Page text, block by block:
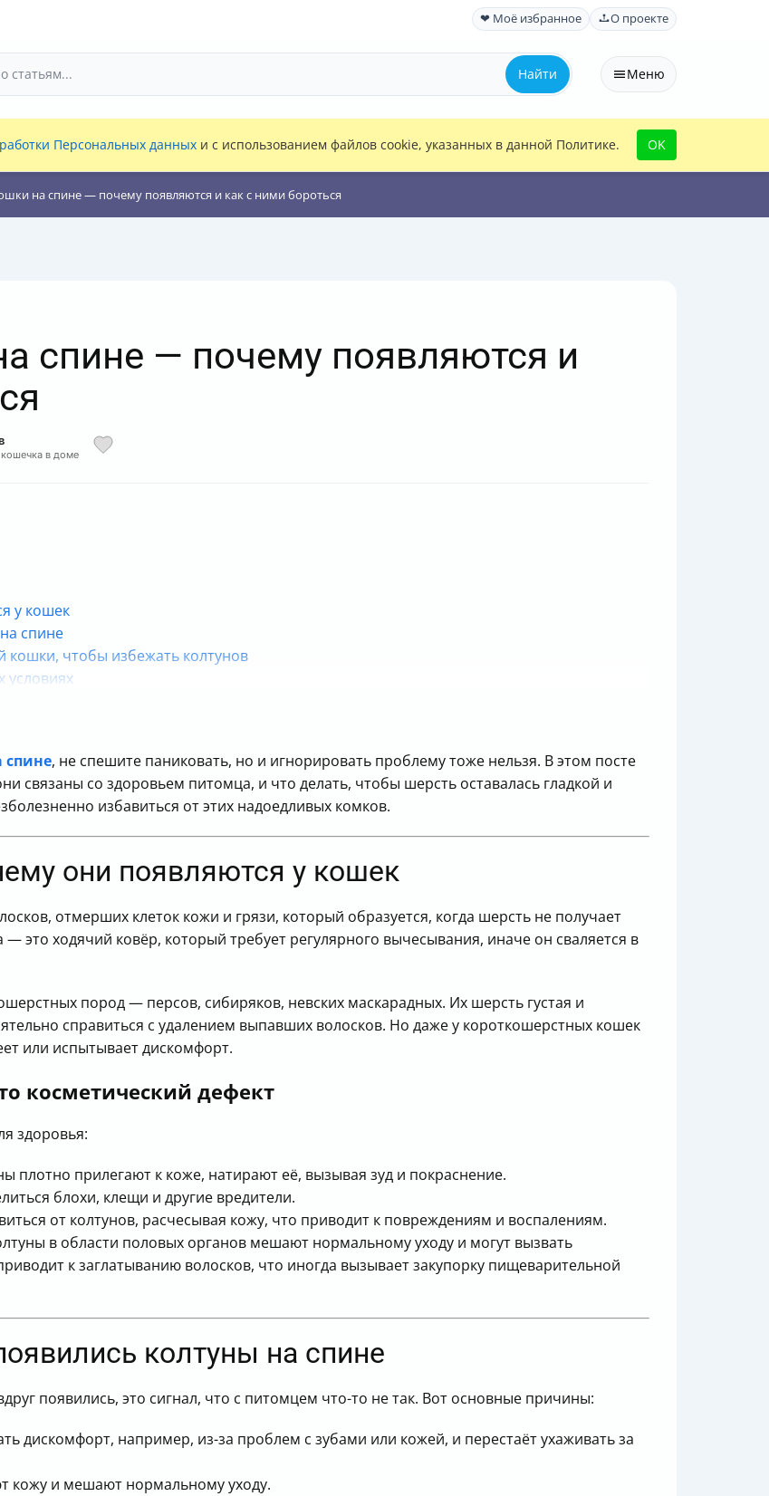
❤ Моё избранное О проекте
Найти Меню
Персональных данных и с использованием файлов cookie, указанных в данной Политике. OK
на спине — почему появляются и как с ними бороться
спине — почему появляются и
в доме
у кошек
спине
кошки, чтобы избежать колтунов
условиях
спине, не спешите паниковать, но и игнорировать проблему тоже нельзя. В этом посте
связаны со здоровьем питомца, и что делать, чтобы шерсть оставалась гладкой и
избавиться от этих надоедливых комков.
они появляются у кошек
отмерших клеток кожи и грязи, который образуется, когда шерсть не получает
это ходячий ковёр, который требует регулярного вычесывания, иначе он сваляется в
пород — персов, сибиряков, невских маскарадных. Их шерсть густая и
справиться с удалением выпавших волосков. Но даже у короткошерстных кошек
или испытывает дискомфорт.
косметический дефект
здоровья:
плотно прилегают к коже, натирают её, вызывая зуд и покраснение.
блохи, клещи и другие вредители.
от колтунов, расчесывая кожу, что приводит к повреждениям и воспалениям.
в области половых органов мешают нормальному уходу и могут вызвать
к заглатыванию волосков, что иногда вызывает закупорку пищеварительной
колтуны на спине
появились, это сигнал, что с питомцем что-то не так. Вот основные причины:
дискомфорт, например, из-за проблем с зубами или кожей, и перестаёт ухаживать за
кожу и мешают нормальному уходу.